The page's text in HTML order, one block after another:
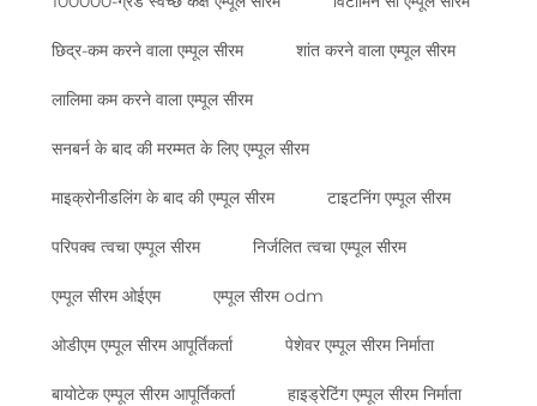
छिद्र-कम करने वाला एम्पूल सीरम शांत करने वाला एम्पूल सीरम
लालिमा कम करने वाला एम्पूल सीरम
सनबर्न के बाद की मरम्मत के लिए एम्पूल सीरम
माइक्रोनीडलिंग के बाद की एम्पूल सीरम टाइटनिंग एम्पूल सीरम
परिपक्व त्वचा एम्पूल सीरम निर्जलित त्वचा एम्पूल सीरम
एम्पूल सीरम ओईएम एम्पूल सीरम odm
ओडीएम एम्पूल सीरम आपूर्तिकर्ता पेशेवर एम्पूल सीरम निर्माता
बायोटेक एम्पूल सीरम आपूर्तिकर्ता हाइड्रेटिंग एम्पूल सीरम निर्माता